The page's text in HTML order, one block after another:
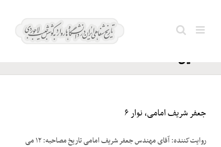
سید
حسین
جعفر شریف امامی، نوار ۶
روایت‌کننده: آقای مهندس جعفر شریف امامی تاریخ مصاحبه: ۱۲ می